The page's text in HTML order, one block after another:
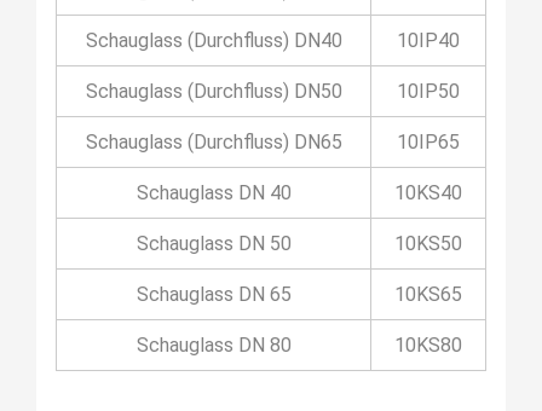
Schauglass (Durchfluss) DN40 10IP40
Schauglass (Durchfluss) DN50 10IP50
Schauglass (Durchfluss) DN65 10IP65
Schauglass DN 40 10KS40
Schauglass DN 50 10KS50
Schauglass DN 65 10KS65
Schauglass DN 80 10KS80